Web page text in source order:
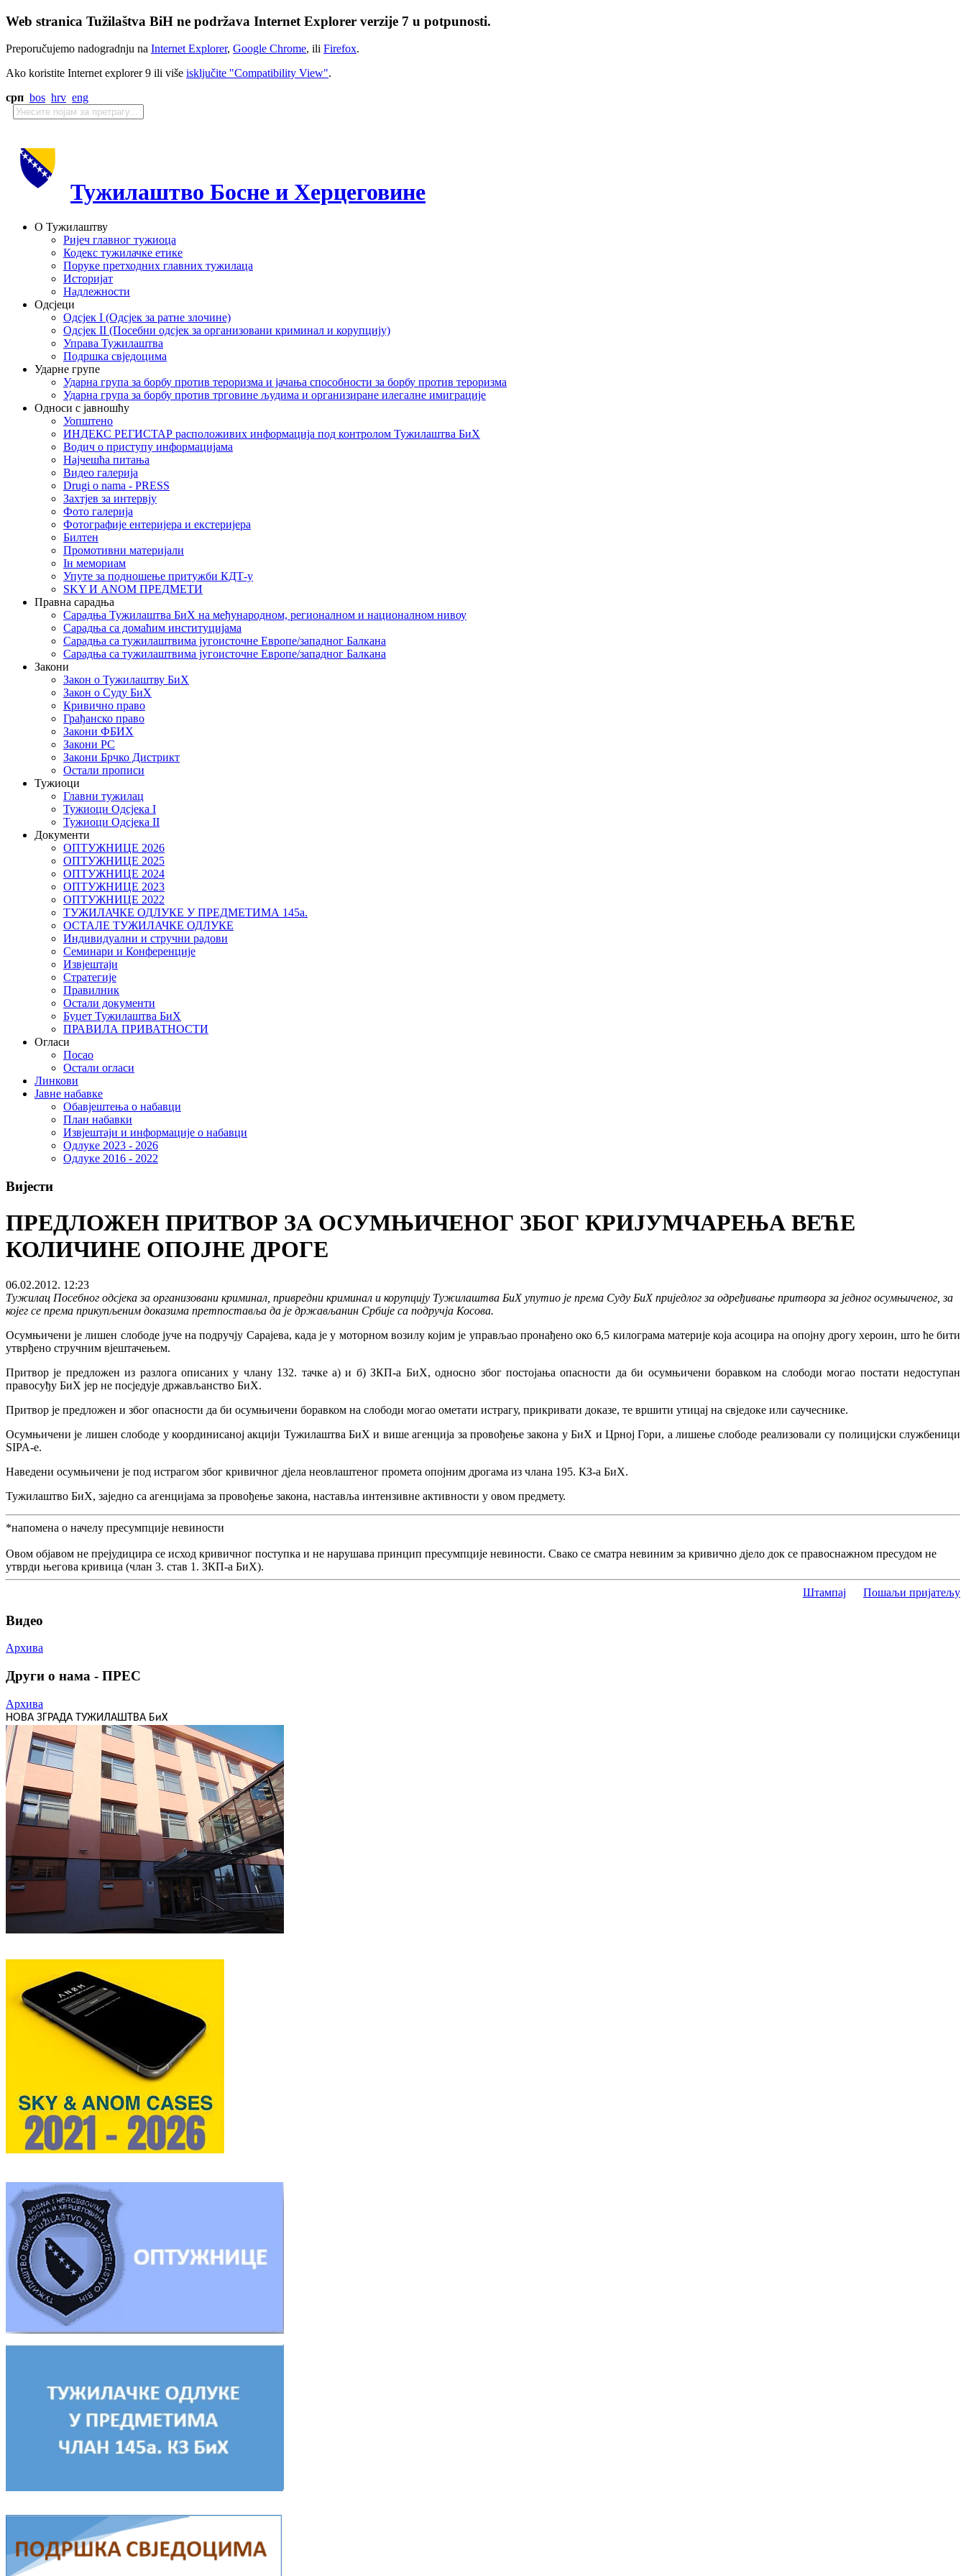
Web stranica Tužilaštva BiH ne podržava Internet Explorer verzije 7 u potpunosti.
Preporučujemo nadogradnju na Internet Explorer, Google Chrome, ili Firefox.
Ako koristite Internet explorer 9 ili više isključite "Compatibility View".
срп bos hrv eng
Тужилаштво Босне и Херцеговине
О Тужилаштву
Ријеч главног тужиоца
Кодекс тужилачке етике
Поруке претходних главних тужилаца
Историјат
Надлежности
Одсјеци
Одсјек I (Одсјек за ратне злочине)
Одсјек II (Посебни одсјек за организовани криминал и корупцију)
Управа Тужилаштва
Подршка свједоцима
Ударне групе
Ударна група за борбу против тероризма и јачања способности за борбу против тероризма
Ударна група за борбу против трговине људима и организиране илегалне имиграције
Односи с јавношћу
Уопштено
ИНДЕКС РЕГИСТАР расположивих информација под контролом Тужилаштва БиХ
Водич о приступу информацијама
Најчешћа питања
Видео галерија
Drugi o nama - PRESS
Захтјев за интервју
Фото галерија
Фотографије ентеријера и екстеријера
Билтен
Промотивни материјали
Iн мемориам
Упуте за подношење притужби КДТ-у
SKY И ANOM ПРЕДМЕТИ
Правна сарадња
Сарадња Тужилаштва БиХ на међународном, регионалном и националном нивоу
Сарадња са домаћим институцијама
Сарадња са тужилаштвима југоисточне Европе/западног Балкана
Сарадња са тужилаштвима југоисточне Европе/западног Балкана
Закони
Закон о Тужилаштву БиХ
Закон о Суду БиХ
Кривично право
Грађанско право
Закони ФБИХ
Закони РС
Закони Брчко Дистрикт
Остали прописи
Тужиоци
Главни тужилац
Тужиоци Oдсјекa I
Тужиоци Oдсјекa II
Документи
ОПТУЖНИЦЕ 2026
ОПТУЖНИЦЕ 2025
ОПТУЖНИЦЕ 2024
ОПТУЖНИЦЕ 2023
ОПТУЖНИЦЕ 2022
ТУЖИЛАЧКЕ ОДЛУКЕ У ПРЕДМЕТИМА 145а.
ОСТАЛЕ ТУЖИЛАЧКЕ ОДЛУКЕ
Индивидуални и стручни радови
Семинари и Конференције
Извјештаји
Стратегије
Правилник
Остали документи
Буџет Тужилаштва БиХ
ПРАВИЛА ПРИВАТНОСТИ
Огласи
Посао
Остали огласи
Линкови
Јавне набавке
Обавјештења о набавци
План набавки
Извјештаји и информације о набавци
Одлуке 2023 - 2026
Одлуке 2016 - 2022
Вијести
ПРЕДЛОЖЕН ПРИТВОР ЗА ОСУМЊИЧЕНОГ ЗБОГ КРИЈУМЧАРЕЊА ВЕЋЕ
КОЛИЧИНЕ ОПОЈНЕ ДРОГЕ
06.02.2012. 12:23
Тужилац Посебног одсјека за организовани криминал, привредни криминал и корупцију Тужилаштва БиХ упутио је према Суду БиХ приједлог за одређивање притвора за једног осумњиченог, за
којег се према прикупљеним доказима претпоставља да је држављанин Србије са подручја Косова.
Осумњичени је лишен слободе јуче на подручју Сарајева, када је у моторном возилу којим је управљао пронађено око 6,5 килограма материје која асоцира на опојну дрогу хероин, што ће бити
утврђено стручним вјештачењем.
Притвор је предложен из разлога описаних у члану 132. тачке а) и б) ЗКП-а БиХ, односно због постојања опасности да би осумњичени боравком на слободи могао постати недоступан
правосуђу БиХ јер не посједује држављанство БиХ.
Притвор је предложен и због опасности да би осумњичени боравком на слободи могао ометати истрагу, прикривати доказе, те вршити утицај на свједоке или саучеснике.
Осумњичени је лишен слободе у координисаној акцији Тужилаштва БиХ и више агенција за провођење закона у БиХ и Црној Гори, а лишење слободе реализовали су полицијски службеници
SIPA-e.
Наведени осумњичени је под истрагом због кривичног дјела неовлаштеног промета опојним дрогама из члана 195. КЗ-а БиХ.
Тужилаштво БиХ, заједно са агенцијама за провођење закона, наставља интензивне активности у овом предмету.
*напомена о начелу пресумпције невиности
Овом објавом не прејудицира се исход кривичног поступка и не нарушава принцип пресумпције невиности. Свако се сматра невиним за кривично дјело док се правоснажном пресудом не
утврди његова кривица (члан 3. став 1. ЗКП-а БиХ).
Штампај Пошаљи пријатељу
Видео
Архива
Други о нама - ПРЕС
Архива
НОВА ЗГРАДА ТУЖИЛАШТВА БиХ